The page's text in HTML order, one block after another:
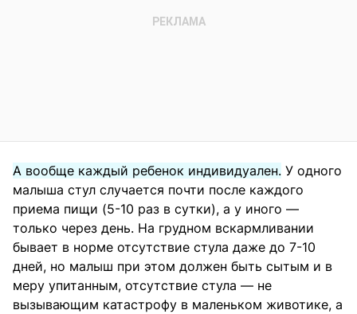
А вообще каждый ребенок индивидуален. У одного
малыша стул случается почти после каждого
приема пищи (5-10 раз в сутки), а у иного —
только через день. На грудном вскармливании
бывает в норме отсутствие стула даже до 7-10
дней, но малыш при этом должен быть сытым и в
меру упитанным, отсутствие стула — не
вызывающим катастрофу в маленьком животике, а